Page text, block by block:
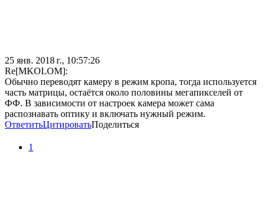
25 янв. 2018 г., 10:57:26
Re[MKOLOM]:
Обычно переводят камеру в режим кропа, тогда используется
часть матрицы, остаётся около половины мегапикселей от
ФФ. В зависимости от настроек камера может сама
распознавать оптику и включать нужный режим.
ОтветитьЦитироватьПоделиться
1